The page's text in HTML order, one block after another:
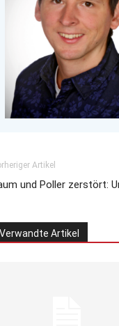
Artikel
und Poller zerstört:
Verwandte Artikel